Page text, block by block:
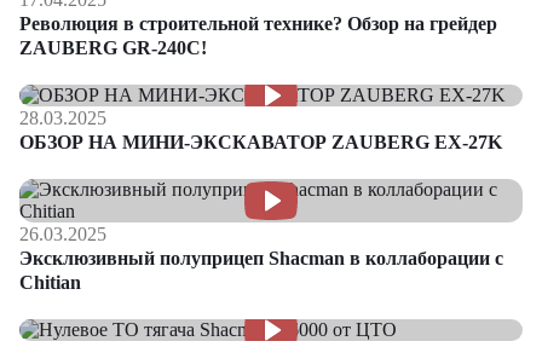
Революция в строительной технике? Обзор на грейдер
ZAUBERG GR-240C!
28.03.2025
ОБЗОР НА МИНИ-ЭКСКАВАТОР ZAUBERG EX-27K
26.03.2025
Эксклюзивный полуприцеп Shacman в коллаборации с
Chitian